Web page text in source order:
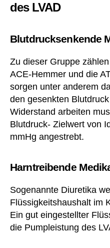
des LVAD
Blutdrucksenkende
Zu dieser Gruppe
ACE-Hemmer und die
sorgen unter anderem
den gesenkten
Widerstand arbeiten
Blutdruck- Zielwert von
mmHg angestrebt.
Harntreibende
Sogenannte Diuretika
Flüssigkeitshaushalt im
Ein gut eingestellter
die Pumpleistung des